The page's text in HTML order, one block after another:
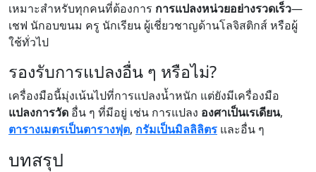
เหมาะสำหรับทุกคนที่ต้องการ การแปลงหน่วยอย่างรวดเร็ว—
เชฟ นักอบขนม ครู นักเรียน ผู้เชี่ยวชาญด้านโลจิสติกส์ หรือผู้
ใช้ทั่วไป
รองรับการแปลงอื่น ๆ หรือไม่?
เครื่องมือนี้มุ่งเน้นไปที่การแปลงน้ำหนัก แต่ยังมีเครื่องมือ
แปลงการวัด อื่น ๆ ที่มีอยู่ เช่น การแปลง องศาเป็นเรเดียน,
ตารางเมตรเป็นตารางฟุต, กรัมเป็นมิลลิลิตร และอื่น ๆ
บทสรุป